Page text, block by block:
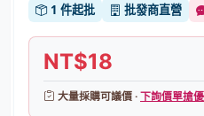
1 件起批 批發商直營
NT$18
大量採購可議價 ·下詢價單搶